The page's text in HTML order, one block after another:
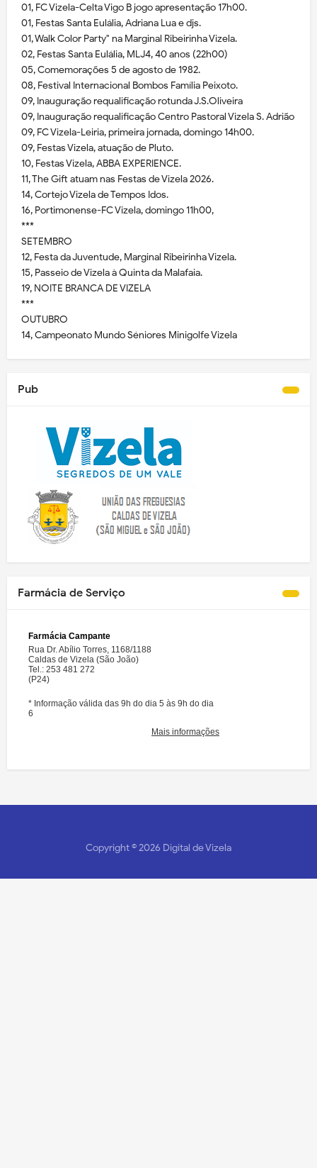
01, FC Vizela-Celta Vigo B jogo apresentação 17h00.
01, Festas Santa Eulália, Adriana Lua e djs.
01, Walk Color Party" na Marginal Ribeirinha Vizela.
02, Festas Santa Eulália, MLJ4, 40 anos (22h00)
05, Comemorações 5 de agosto de 1982.
08, Festival Internacional Bombos Família Peixoto.
09, Inauguração requalificação rotunda J.S.Oliveira
09, Inauguração requalificação Centro Pastoral Vizela S. Adrião
09, FC Vizela-Leiria, primeira jornada, domingo 14h00.
09, Festas Vizela, atuação de Pluto.
10, Festas Vizela, ABBA EXPERIENCE.
11, The Gift atuam nas Festas de Vizela 2026.
14, Cortejo Vizela de Tempos Idos.
16, Portimonense-FC Vizela, domingo 11h00,
***
SETEMBRO
12, Festa da Juventude, Marginal Ribeirinha Vizela.
15, Passeio de Vizela à Quinta da Malafaia.
19, NOITE BRANCA DE VIZELA
***
OUTUBRO
14, Campeonato Mundo Séniores Minigolfe Vizela
Pub
Farmácia de Serviço
Copyright ©2026 Digital de Vizela